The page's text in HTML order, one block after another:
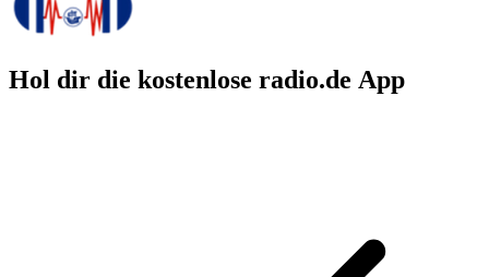
Hol dir die kostenlose radio.de App